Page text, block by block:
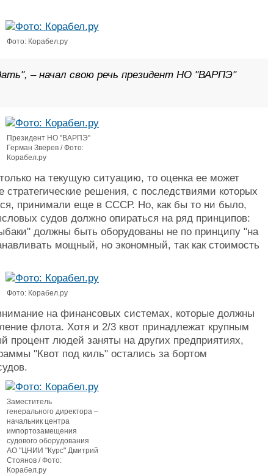
Фото: Корабел.ру
– начал свою речь президент НО "ВАРПЭ"
Президент НО "ВАРПЭ"
Герман Зверев / Фото:
Корабел.ру
на текущую ситуацию, то оценка ее может
стратегические решения, с последствиями которых
принимали еще в СССР. Но, как бы то ни было,
судов должно опираться на ряд принципов:
должны быть оборудованы не по принципу "на
мощный, но экономный, так как стоимость
Фото: Корабел.ру
на финансовых системах, которые должны
флота. Хотя и 2/3 квот принадлежат крупным
людей заняты на других предприятиях,
"Квот под киль" остались за бортом
Заместитель
генерального директора –
начальник центра
импортозамещения
судового оборудования
АО "ЦНИИ "Курс" Дмитрий
Стоянов / Фото:
Корабел.ру